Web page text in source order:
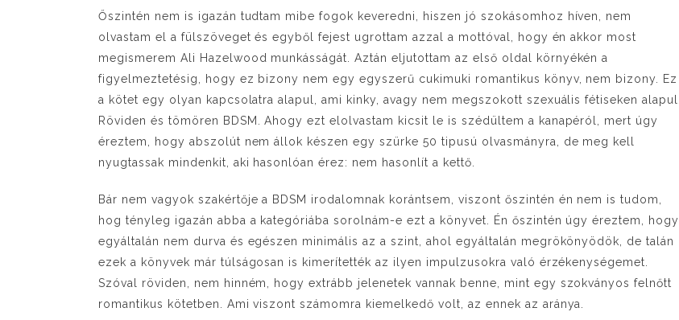
Őszintén nem is igazán tudtam mibe fogok keveredni, hiszen jó szokásomhoz híven, nem
olvastam el a fülszöveget és egyből fejest ugrottam azzal a mottóval, hogy én akkor most
megismerem Ali Hazelwood munkásságát. Aztán eljutottam az első oldal környékén a
figyelmeztetésig, hogy ez bizony nem egy egyszerű cukimuki romantikus könyv, nem bizony. Ez
a kötet egy olyan kapcsolatra alapul, ami kinky, avagy nem megszokott szexuális fétiseken alapul.
Röviden és tömören BDSM. Ahogy ezt elolvastam kicsit le is szédültem a kanapéról, mert úgy
éreztem, hogy abszolút nem állok készen egy szürke 50 tipusú olvasmányra, de meg kell
nyugtassak mindenkit, aki hasonlóan érez: nem hasonlít a kettő.
Bár nem vagyok szakértője a BDSM irodalomnak korántsem, viszont őszintén én nem is tudom,
hog tényleg igazán abba a kategóriába sorolnám-e ezt a könyvet. Én őszintén úgy éreztem, hogy
egyáltalán nem durva és egészen minimális az a szint, ahol egyáltalán megrökönyödök, de talán
ezek a könyvek már túlságosan is kimerítették az ilyen impulzusokra való érzékenységemet.
Szóval röviden, nem hinném, hogy extrább jelenetek vannak benne, mint egy szokványos felnőtt
romantikus kötetben. Ami viszont számomra kiemelkedő volt, az ennek az aránya.